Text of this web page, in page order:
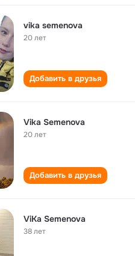
vika semenova
20 лет
Добавить в друзья
Vika Semenova
20 лет
Добавить в друзья
ViKa Semenova
38 лет